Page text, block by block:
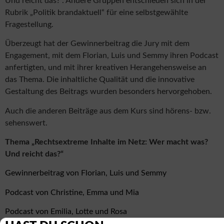
Rubrik „Politik brandaktuell“ für eine selbstgewählte
Fragestellung.
Überzeugt hat der Gewinnerbeitrag die Jury mit dem
Engagement, mit dem Florian, Luis und Semmy ihren Podcast
anfertigten, und mit ihrer kreativen Herangehensweise an
das Thema. Die inhaltliche Qualität und die innovative
Gestaltung des Beitrags wurden besonders hervorgehoben.
Auch die anderen Beiträge aus dem Kurs sind hörens- bzw.
sehenswert.
Thema „Rechtsextreme Inhalte im Netz: Wer macht was?
Und reicht das?“
Gewinnerbeitrag von Florian, Luis und Semmy
Podcast von Christine, Emma und Mia
Podcast von Emilia, Lotte und Rosa